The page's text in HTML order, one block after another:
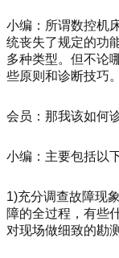
小编：所谓数控机
统丧失了规定的功
多种类型。但不论
些原则和诊断技巧。
会员：那我该如何
小编：主要包括以
1)充分调查故障现
障的全过程，有些
对现场做细致的勘